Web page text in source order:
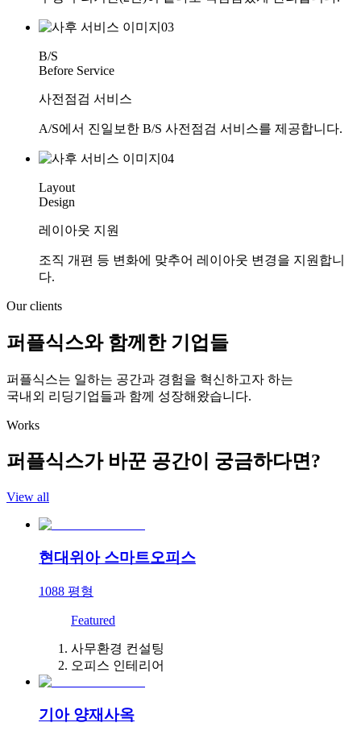
B/S
Before Service
사전점검 서비스
A/S에서 진일보한 B/S 사전점검 서비스를 제공합니다.
Layout
Design
레이아웃 지원
조직 개편 등 변화에 맞추어 레이아웃 변경을 지원합니
다.
Our clients
퍼플식스와 함께한 기업들
퍼플식스는 일하는 공간과 경험을 혁신하고자 하는
국내외 리딩기업들과 함께 성장해왔습니다.
Works
퍼플식스가 바꾼 공간이 궁금하다면?
View all
현대위아 스마트오피스
1088 평형
Featured
사무환경 컨설팅
오피스 인테리어
기아 양재사옥